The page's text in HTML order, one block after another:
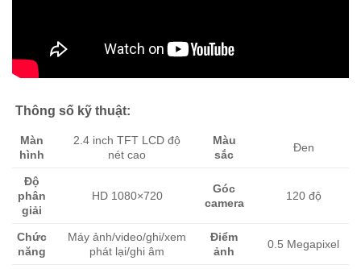
Thông số kỹ thuật:
Màn
hình
2.4 inch TFT LCD độ
nét cao
Màu
sắc
Đen
Độ
phân
giải
HD 1080×720
Góc
camera
120 độ
Chức
năng
Máy ảnh/video/ghi/xem
phát lại/ghi âm
Điểm
ảnh
0.5 Megapixel